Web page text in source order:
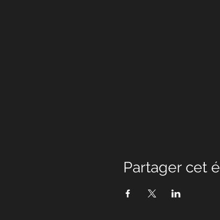
Partager cet